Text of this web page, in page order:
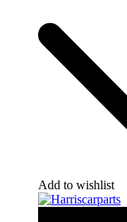
Add to wishlist